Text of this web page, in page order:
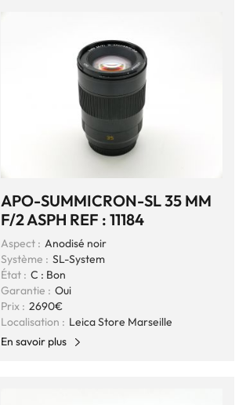
APO-SUMMICRON-SL 35 MM
F/2 ASPH REF : 11184
Aspect : Anodisé noir
Système : SL-System
État : C : Bon
Garantie : Oui
Prix : 2690€
Localisation : Leica Store Marseille
En savoir plus